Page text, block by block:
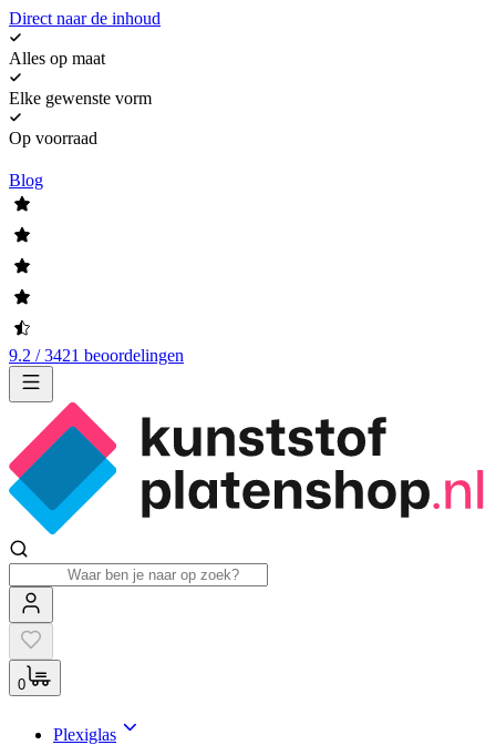
Direct naar de inhoud
Alles op maat
Elke gewenste vorm
Op voorraad
Blog
9.2 / 3421 beoordelingen
0
Plexiglas